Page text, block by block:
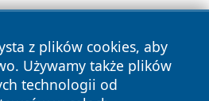
z plików cookies, aby
Używamy także plików
technologii od